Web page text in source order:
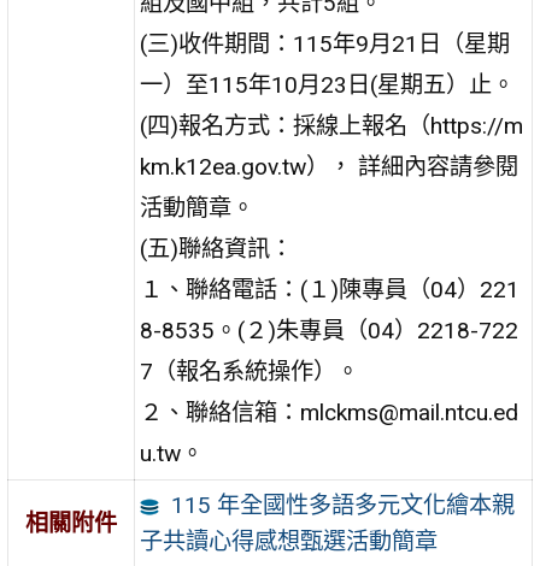
(三)收件期間：115年9月21日（星期
一）至115年10月23日(星期五）止。
(四)報名方式：採線上報名（https://m
km.k12ea.gov.tw）， 詳細內容請參閱
活動簡章。
(五)聯絡資訊：
１、聯絡電話：(１)陳專員（04）221
8-8535。(２)朱專員（04）2218-722
7（報名系統操作）。
２、聯絡信箱：mlckms@mail.ntcu.ed
u.tw。
相關附件
115 年全國性多語多元文化繪本親
子共讀心得感想甄選活動簡章